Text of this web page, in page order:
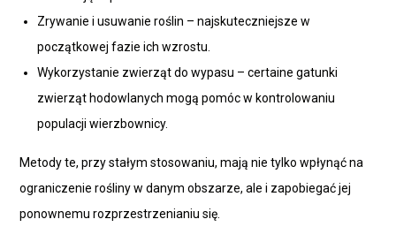
Zrywanie i usuwanie roślin – najskuteczniejsze w
początkowej fazie ich wzrostu.
Wykorzystanie zwierząt do wypasu – certaine gatunki
zwierząt hodowlanych mogą pomóc w kontrolowaniu
populacji wierzbownicy.
Metody te, przy stałym stosowaniu, mają nie tylko wpłynąć na
ograniczenie rośliny w danym obszarze, ale i zapobiegać jej
ponownemu rozprzestrzenianiu się.